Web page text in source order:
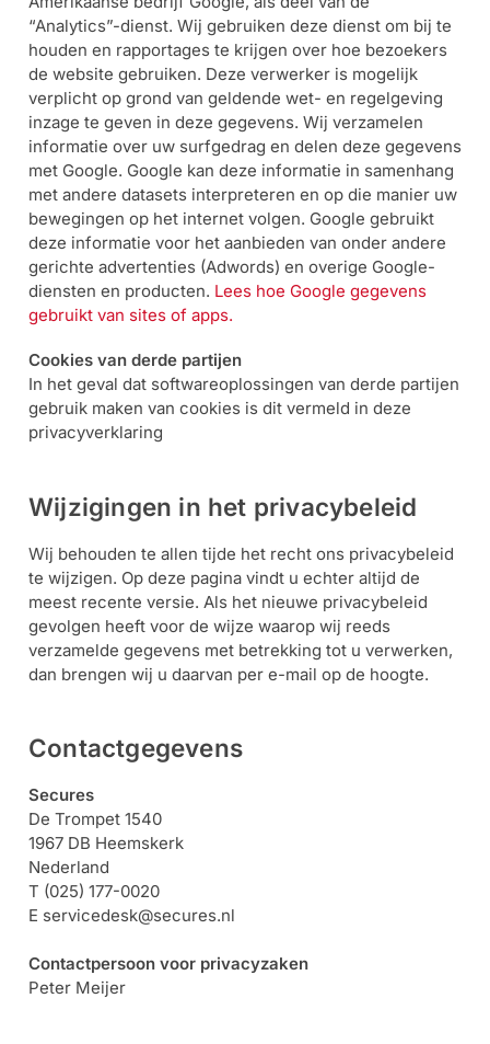
“Analytics”-dienst. Wij gebruiken deze dienst om bij te
houden en rapportages te krijgen over hoe bezoekers
de website gebruiken. Deze verwerker is mogelijk
verplicht op grond van geldende wet- en regelgeving
inzage te geven in deze gegevens. Wij verzamelen
informatie over uw surfgedrag en delen deze gegevens
met Google. Google kan deze informatie in samenhang
met andere datasets interpreteren en op die manier uw
bewegingen op het internet volgen. Google gebruikt
deze informatie voor het aanbieden van onder andere
gerichte advertenties (Adwords) en overige Google-
diensten en producten. Lees hoe Google gegevens
gebruikt van sites of apps.
Cookies van derde partijen
In het geval dat softwareoplossingen van derde partijen
gebruik maken van cookies is dit vermeld in deze
privacyverklaring
Wijzigingen in het privacybeleid
Wij behouden te allen tijde het recht ons privacybeleid
te wijzigen. Op deze pagina vindt u echter altijd de
meest recente versie. Als het nieuwe privacybeleid
gevolgen heeft voor de wijze waarop wij reeds
verzamelde gegevens met betrekking tot u verwerken,
dan brengen wij u daarvan per e-mail op de hoogte.
Contactgegevens
Secures
De Trompet 1540
1967 DB Heemskerk
Nederland
T (025) 177-0020
E servicedesk@secures.nl
Contactpersoon voor privacyzaken
Peter Meijer